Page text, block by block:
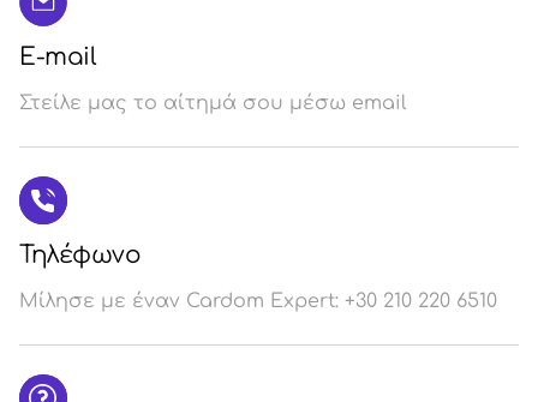
E-mail
Στείλε μας το αίτημά σου μέσω email
Τηλέφωνο
Μίλησε με έναν Cardom Expert: +30 210 220 6510